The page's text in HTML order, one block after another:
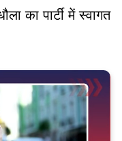
का पार्टी में स्वागत